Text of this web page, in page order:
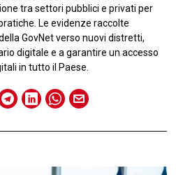
tra settori pubblici e privati per
Le evidenze raccolte
GovNet verso nuovi distretti,
digitale e a garantire un accesso
in tutto il Paese.